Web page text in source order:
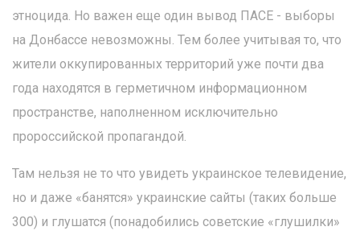
этноцида. Но важен еще один вывод ПАСЕ - выборы
на Донбассе невозможны. Тем более учитывая то, что
жители оккупированных территорий уже почти два
года находятся в герметичном информационном
пространстве, наполненном исключительно
пророссийской пропагандой.
Там нельзя не то что увидеть украинское телевидение,
но и даже «банятся» украинские сайты (таких больше
300) и глушатся (понадобились советские «глушилки»